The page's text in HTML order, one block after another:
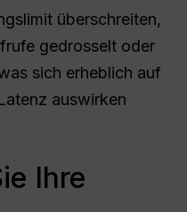
überschreiten,
gedrosselt oder
sich erheblich auf
auswirken
Ihre